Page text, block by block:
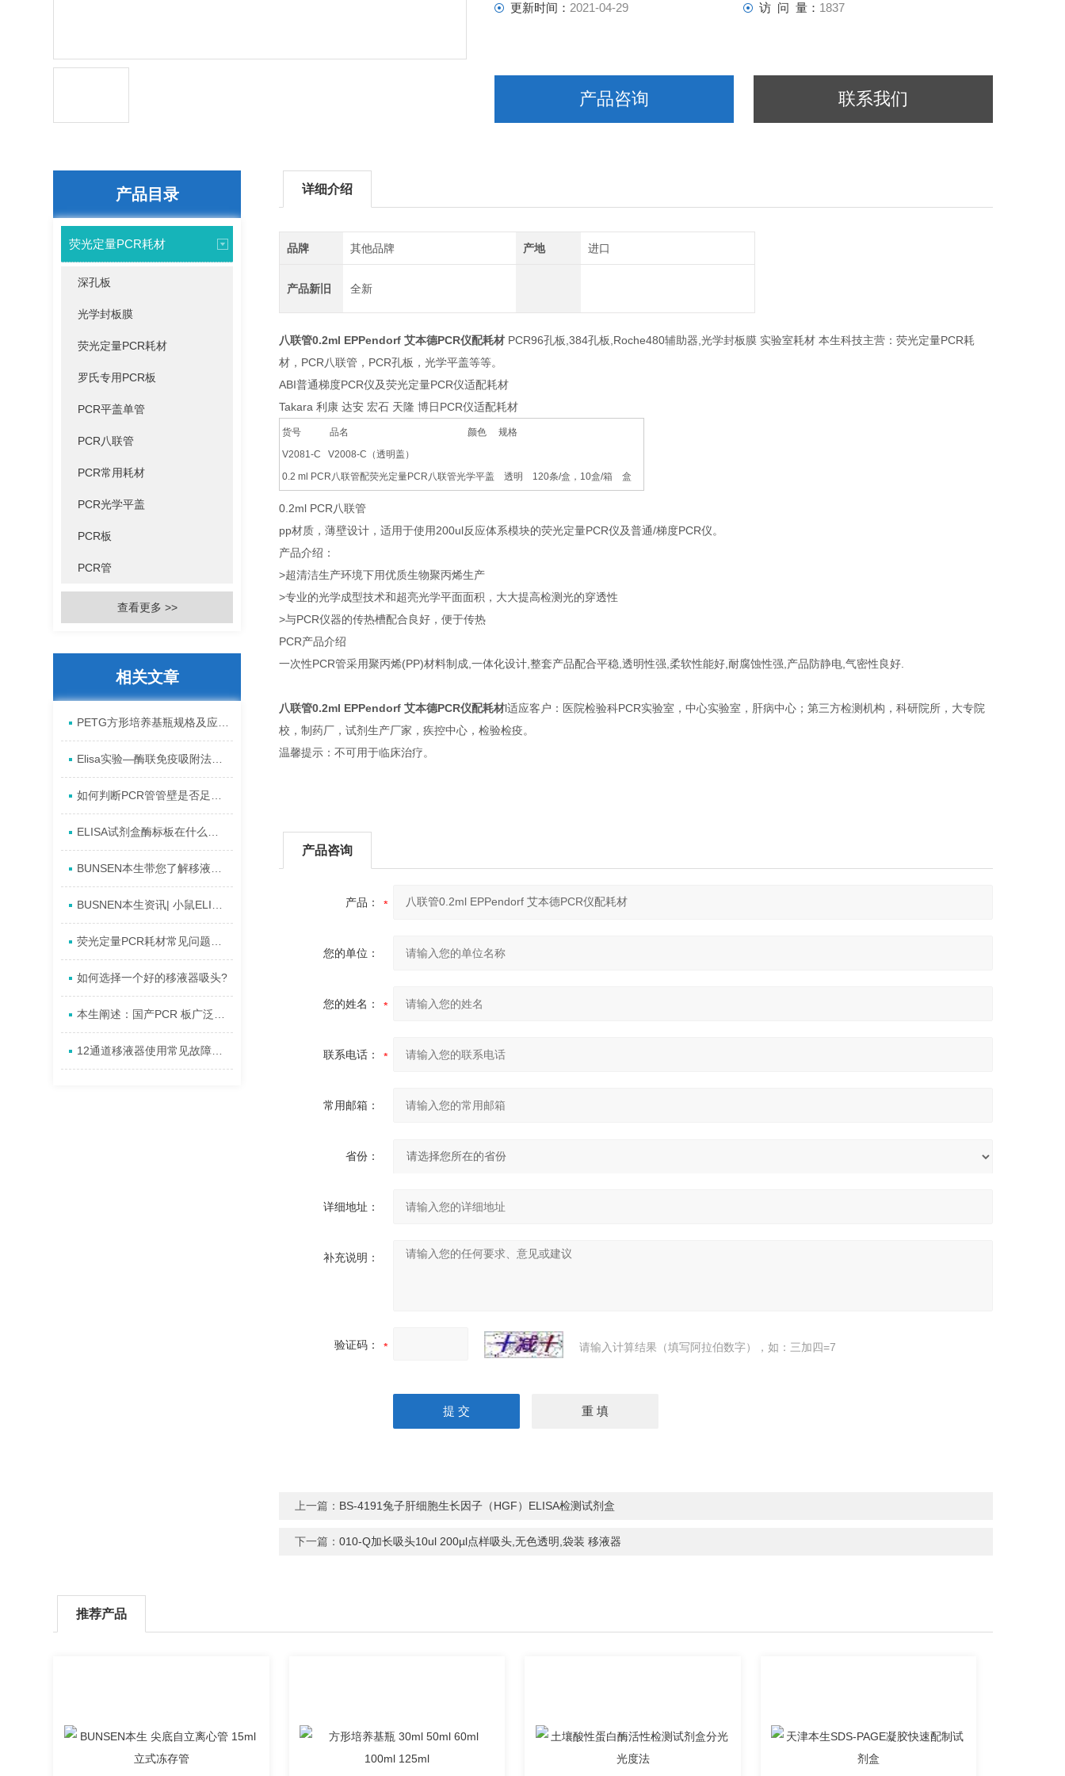
更新时间： 2021-04-29 访 问 量： 1837
产品咨询 联系我们
产品目录
荧光定量PCR耗材
深孔板
光学封板膜
荧光定量PCR耗材
罗氏专用PCR板
PCR平盖单管
PCR八联管
PCR常用耗材
PCR光学平盖
PCR板
PCR管
查看更多 >>
相关文章
如何选择一个好的移液器吸头?
详细介绍
品牌 其他品牌 产地 进口
产品新旧 全新
八联管0.2ml EPPendorf 艾本德PCR仪配耗材PCR96孔板,384孔板,Roche480辅助器,光学封板膜 实验室耗材 本生科技主营：荧光定量PCR耗
材，PCR八联管，PCR孔板，光学平盖等等。
ABI普通梯度PCR仪及荧光定量PCR仪适配耗材
Takara 利康 达安 宏石 天隆 博日PCR仪适配耗材
货号 品名 颜色 规格
V2081-C V2008-C（透明盖）
0.2 ml PCR八联管配荧光定量PCR八联管光学平盖 透明 120条/盒，10盒/箱 盒
0.2ml PCR八联管
pp材质，薄壁设计，适用于使用200ul反应体系模块的荧光定量PCR仪及普通/梯度PCR仪。
​产品介绍：
>超清洁生产环境下用优质生物聚丙烯生产
>专业的光学成型技术和超亮光学平面面积，大大提高检测光的穿透性
>与PCR仪器的传热槽配合良好，便于传热
PCR产品介绍
一次性PCR管采用聚丙烯(PP)材料制成,一体化设计,整套产品配合平稳,透明性强,柔软性能好,耐腐蚀性强,产品防静电,气密性良好.
八联管0.2ml EPPendorf 艾本德PCR仪配耗材l适应客户：医院检验科PCR实验室，中心实验室，肝病中心；第三方检测机构，科研院所，大专院
校，制药厂，试剂生产厂家，疾控中心，检验检疫。
温馨提示：不可用于临床治疗。
产品咨询
产品：
您的单位：
您的姓名：
联系电话：
常用邮箱：
省份：
详细地址：
补充说明：
验证码： 请输入计算结果（填写阿拉伯数字），如：三加四=7
上一篇： BS-4191兔子肝细胞生长因子（HGF）ELISA检测试剂盒
下一篇： 010-Q加长吸头10ul 200µl点样吸头,无色透明,袋装 移液器
推荐产品